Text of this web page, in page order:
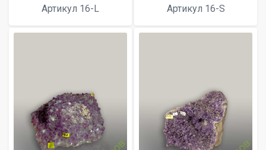
Артикул 16-L Артикул 16-S